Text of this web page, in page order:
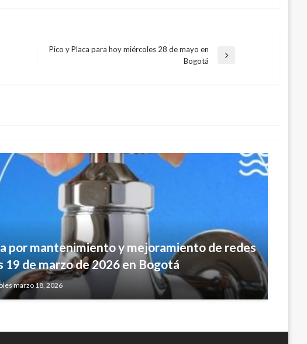
Pico y Placa para hoy miércoles 28 de mayo en
Bogotá
por mantenimiento y mejoramiento de redes
19 de marzo de 2026 en Bogotá
marzo 18, 2026